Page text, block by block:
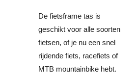
De fietsframe tas is
geschikt voor alle soorten
fietsen, of je nu een snel
rijdende fiets, racefiets of
MTB mountainbike hebt.